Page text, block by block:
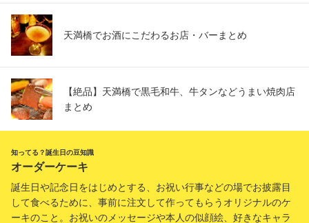
天満橋でお酒にこだわるお店・バーまとめ
【絶品】天満橋で黒毛和牛、牛タンなどうまい焼肉店
まとめ
知ってる？誕生日の豆知識
オーダーケーキ
誕生日や記念日をはじめとする、お祝い行事などの場でお披露目
して食べるために、事前に注文して作ってもらうオリジナルのケ
ーキのこと。お祝いのメッセージや本人の似顔絵、好きなキャラ